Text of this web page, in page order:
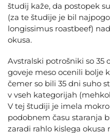
študij kaže, da postopek
(za te študije je bil
longissimus roastbeef)
okusa.
Avstralski potrošniki so 35
goveje meso ocenili bolje
čemer so bili 35 dni suho
v vseh kategorijah
V tej študiji je imela
podobnem času staranja
zaradi rahlo kislega okusa